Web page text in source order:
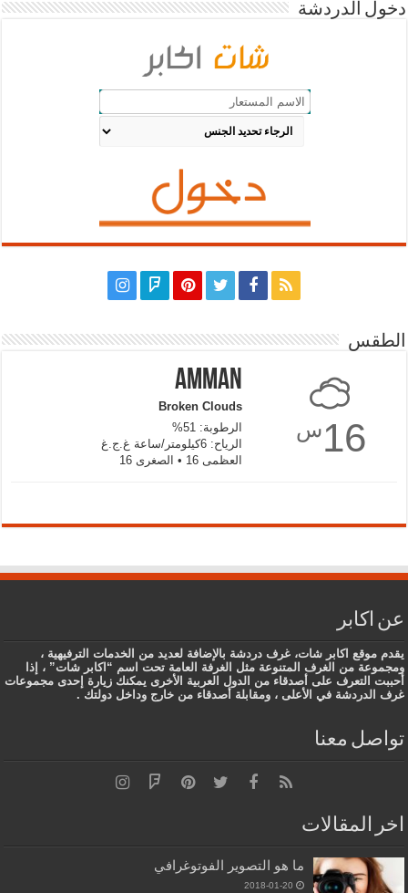
دخول الدردشة
الطقس
16س
Amman
Broken Clouds
الرطوبة: 51%
الرياح: 6كيلومتر/ساعة غ.ج.غ
العظمى 16 • الصغرى 16
عن اكابر
يقدم موقع اكابر شات، غرف دردشة بالإضافة لعديد من الخدمات الترفيهية ،
ومجموعة من الغرف المتنوعة مثل الغرفة العامة تحت اسم “اكابر شات” ، إذا
أحببت التعرف على أصدقاء من الدول العربية الأخرى يمكنك زيارة إحدى مجموعات
غرف الدردشة في الأعلى ، ومقابلة أصدقاء من خارج وداخل دولتك .
تواصل معنا
اخر المقالات
ما هو التصوير الفوتوغرافي
2018-01-20